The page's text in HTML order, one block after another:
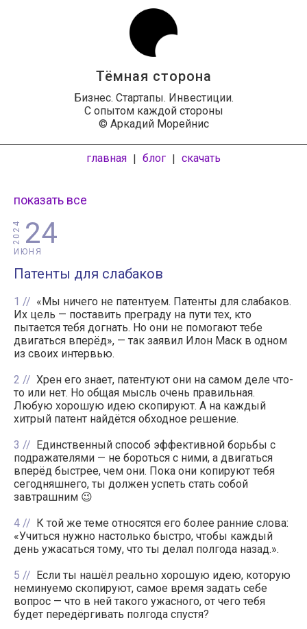
Тёмная сторона
Бизнес. Стартапы. Инвестиции.
С опытом каждой стороны
© Аркадий Морейнис
главная | блог | скачать
показать все
24
ИЮНЯ
2024
Патенты для слабаков
1
«Мы ничего не патентуем. Патенты для слабаков.
Их цель — поставить преграду на пути тех, кто
пытается тебя догнать. Но они не помогают тебе
двигаться вперёд», — так заявил Илон Маск в одном
из своих интервью.
2
Хрен его знает, патентуют они на самом деле что-
то или нет. Но общая мысль очень правильная.
Любую хорошую идею скопируют. А на каждый
хитрый патент найдётся обходное решение.
3
Единственный способ эффективной борьбы с
подражателями — не бороться с ними, а двигаться
вперёд быстрее, чем они. Пока они копируют тебя
сегодняшнего, ты должен успеть стать собой
завтрашним 😉
4
К той же теме относятся его более ранние слова:
«Учиться нужно настолько быстро, чтобы каждый
день ужасаться тому, что ты делал полгода назад.».
5
Если ты нашёл реально хорошую идею, которую
неминуемо скопируют, самое время задать себе
вопрос — что в ней такого ужасного, от чего тебя
будет передёргивать полгода спустя?